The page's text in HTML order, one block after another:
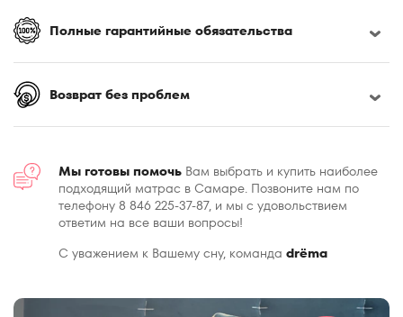
200x200
200x210
200x220
Полные гарантийные обязательства
Возврат без проблем
Мы готовы помочь Вам выбрать и купить наиболее
подходящий матрас в Самаре. Позвоните нам по
телефону 8 846 225-37-87, и мы с удовольствием
ответим на все ваши вопросы!
С уважением к Вашему сну, команда drёma